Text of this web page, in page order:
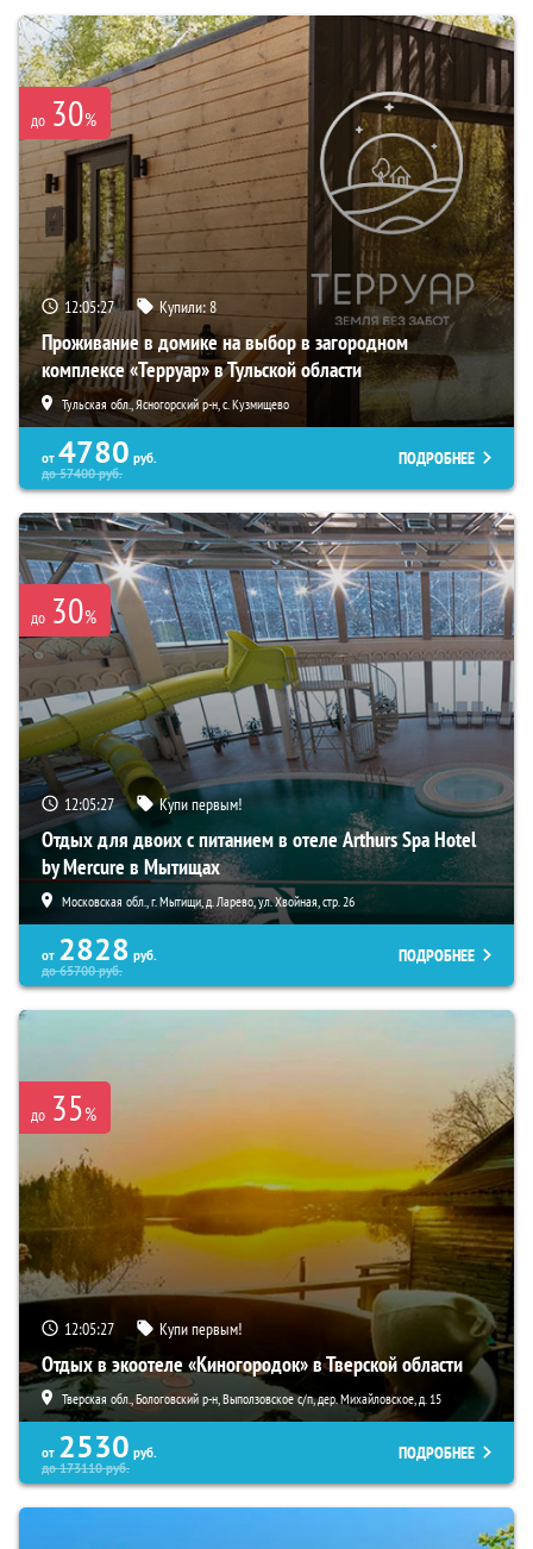
до 30%
12:05:26 Купили:8
Проживание в домике на выбор в загородном
комплексе «Терруар» в Тульской области
Тульская обл., Ясногорский р-н, с. Кузмищево
от 4780 руб.
до57400руб.
ПОДРОБНЕЕ
до 30%
12:05:26 Купи первым!
Отдых для двоих с питанием в отеле Arthurs Spa Hotel
by Mercure в Мытищах
Московская обл., г. Мытищи, д. Ларево, ул. Хвойная, стр. 26
от 2828 руб.
до65700руб.
ПОДРОБНЕЕ
до 35%
12:05:26 Купи первым!
Отдых в экоотеле «Киногородок» в Тверской области
Тверская обл., Бологовский р-н, Выползовское с/п, дер. Михайловское, д. 15
от 2530 руб.
до173110руб.
ПОДРОБНЕЕ